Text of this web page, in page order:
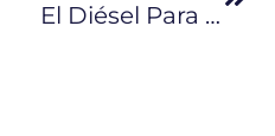
El Diésel Para Transporte De Carga No Subirá De Precio